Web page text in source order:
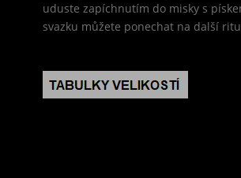
uduste zapíchnutím do misky s
svazku můžete ponechat na další